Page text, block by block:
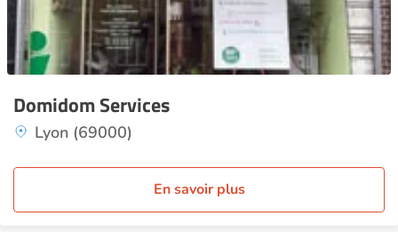
Domidom Services
Lyon (69000)
En savoir plus